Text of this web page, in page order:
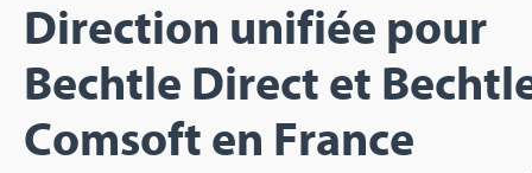
Inscription
Direction unifiée pour
Bechtle Direct et
Comsoft en France